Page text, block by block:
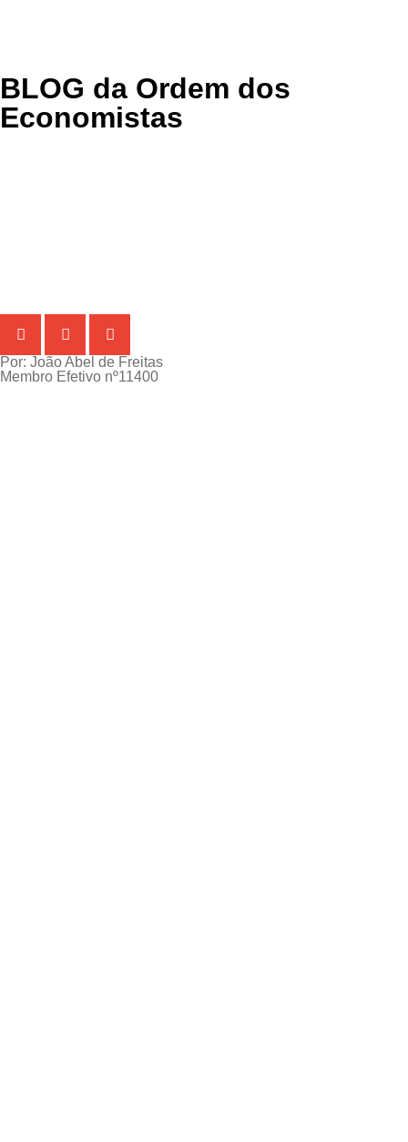
BLOG da Ordem dos
Economistas
Por: João Abel de Freitas
Membro Efetivo nº11400